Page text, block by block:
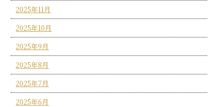
2025年11月
2025年10月
2025年9月
2025年8月
2025年7月
2025年6月